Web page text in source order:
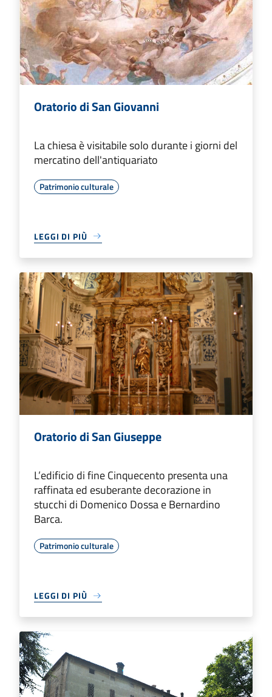
Oratorio di San Giovanni
La chiesa è visitabile solo durante i giorni del
mercatino dell'antiquariato
Patrimonio culturale
LEGGI DI PIÙ
Oratorio di San Giuseppe
L’edificio di fine Cinquecento presenta una
raffinata ed esuberante decorazione in
stucchi di Domenico Dossa e Bernardino
Barca.
Patrimonio culturale
LEGGI DI PIÙ